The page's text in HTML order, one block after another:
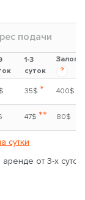
подачи
1-3
суток
Залог
?
35$ * 400$
47$ ** 80$
сутки
от 3-х суток